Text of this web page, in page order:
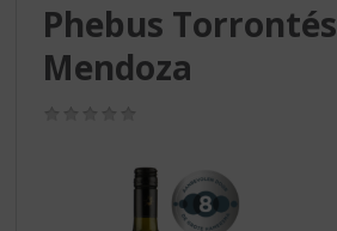
Phebus Torrontés
Mendoza